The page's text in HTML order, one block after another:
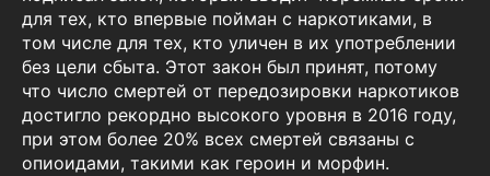
для тех, кто впервые пойман с наркотиками, в
том числе для тех, кто уличен в их употреблении
без цели сбыта. Этот закон был принят, потому
что число смертей от передозировки наркотиков
достигло рекордно высокого уровня в 2016 году,
при этом более 20% всех смертей связаны с
опиоидами, такими как героин и морфин.